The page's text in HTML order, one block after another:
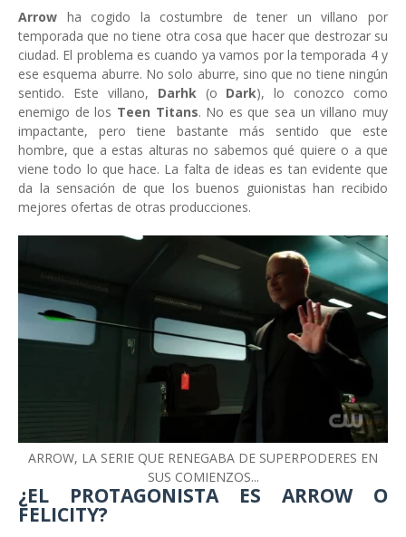
Arrow ha cogido la costumbre de tener un villano por
temporada que no tiene otra cosa que hacer que destrozar su
ciudad. El problema es cuando ya vamos por la temporada 4 y
ese esquema aburre. No solo aburre, sino que no tiene ningún
sentido. Este villano, Darhk (o Dark), lo conozco como
enemigo de los Teen Titans. No es que sea un villano muy
impactante, pero tiene bastante más sentido que este
hombre, que a estas alturas no sabemos qué quiere o a que
viene todo lo que hace. La falta de ideas es tan evidente que
da la sensación de que los buenos guionistas han recibido
mejores ofertas de otras producciones.
ARROW, LA SERIE QUE RENEGABA DE SUPERPODERES EN
SUS COMIENZOS...
¿EL PROTAGONISTA ES ARROW O
FELICITY?